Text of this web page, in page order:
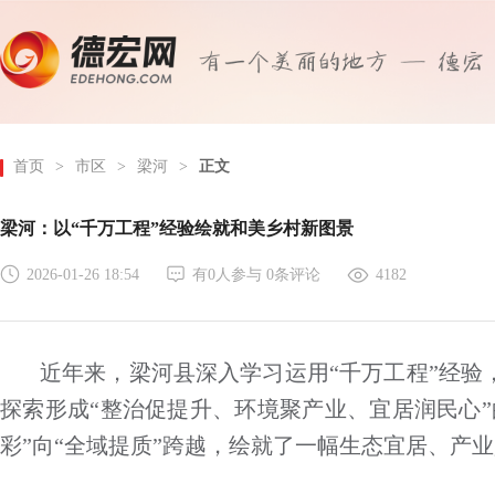
首页 > 市区 > 梁河 > 正文
​梁河：以“千万工程”经验绘就和美乡村新图景
2026-01-26 18:54 有0人参与 0条评论 4182
近年来，梁河县深入学习运用“千万工程”经
探索形成“整治促提升、环境聚产业、宜居润民
彩”向“全域提质”跨越，绘就了一幅生态宜居、产